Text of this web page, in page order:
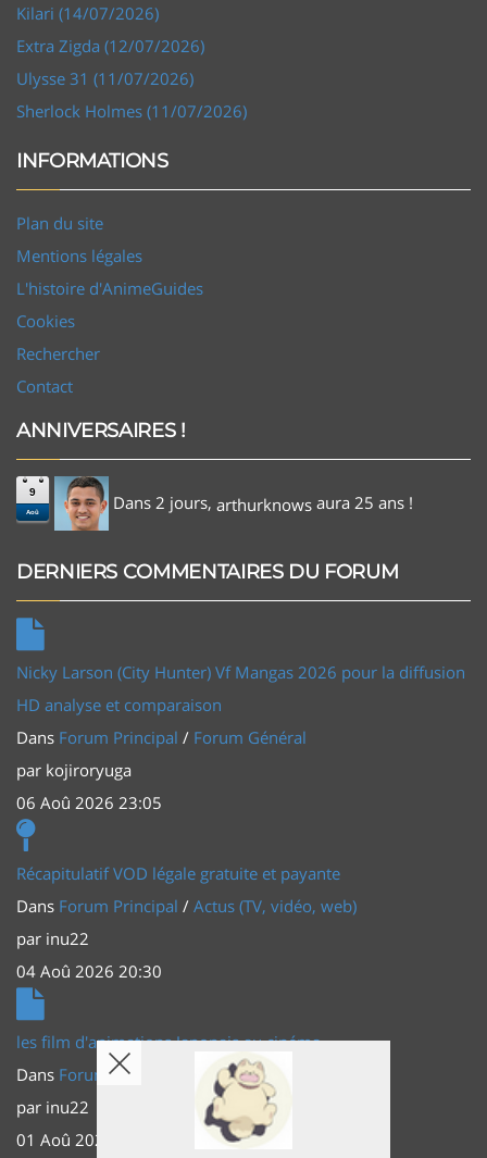
Kilari (14/07/2026)
Extra Zigda (12/07/2026)
Ulysse 31 (11/07/2026)
Sherlock Holmes (11/07/2026)
INFORMATIONS
Plan du site
Mentions légales
L'histoire d'AnimeGuides
Cookies
Rechercher
Contact
ANNIVERSAIRES !
9
Aoû Dans 2 jours, arthurknows aura 25 ans !
DERNIERS COMMENTAIRES DU FORUM
Nicky Larson (City Hunter) Vf Mangas 2026 pour la diffusion
HD analyse et comparaison
Dans Forum Principal / Forum Général
par kojiroryuga
06 Aoû 2026 23:05
Récapitulatif VOD légale gratuite et payante
Dans Forum Principal / Actus (TV, vidéo, web)
par inu22
04 Aoû 2026 20:30
les film d'animations Japonais au cinéma
Dans Forum Principal
Actus (TV, vidéo, web)
par inu22
01 Aoû 2026 20:56